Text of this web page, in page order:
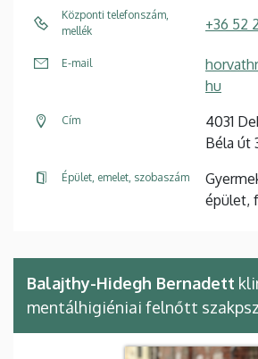
Központi telefonszám,
mellék
+36 52
E-mail
hu
Cím
4031
Béla út
Épület, emelet, szobaszám
épület,
Balajthy-Hidegh Bernadett
mentálhigiéniai felnőtt